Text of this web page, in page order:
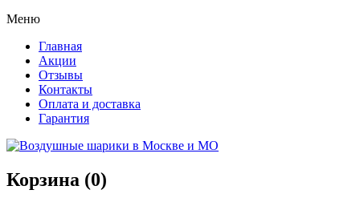
Меню
Главная
Акции
Отзывы
Контакты
Оплата и доставка
Гарантия
Корзина (0)